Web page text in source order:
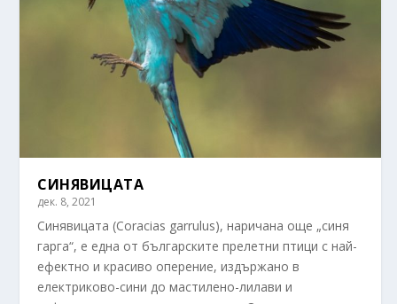
СИНЯВИЦАТА
дек. 8, 2021
Синявицата (Coracias garrulus), наричана още „синя
гарга“, е една от българските прелетни птици с най-
ефектно и красиво оперение, издържано в
електриково-сини до мастилено-лилави и